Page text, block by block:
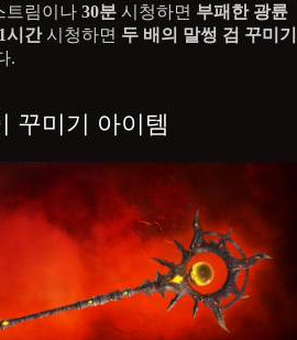
트림이나 30분 시청하면 부패한 광륜
1시간시청하면 두 배의 말썽 검 꾸미기
.
꾸미기 아이템